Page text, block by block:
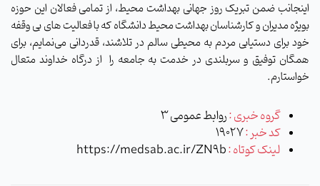
اینجانب ضمن تبریک روز جهانی بهداشت محیط، از تمامی فعالان این حوزه
بویژه مدیران و کارشناسان بهداشت محیط دانشگاه که با فعالیت های بی وقفه
خود برای دستیابی مردم به محیطی سالم در تلاشند، قدردانی می‌نمایم، برای
همگان توفیق و سربلندی در خدمت به جامعه را از درگاه خداوند متعال
خواستارم.
گروه خبری :روابط عمومی 3
کد خبر :19027
لینک کوتاه :https://medsab.ac.ir/ZN9b